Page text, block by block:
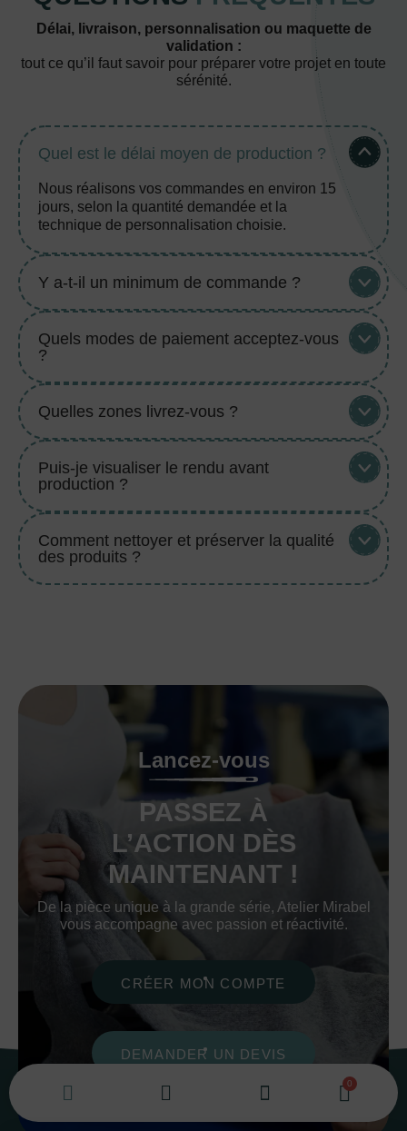
Délai, livraison, personnalisation ou maquette de
validation :
tout ce qu’il faut savoir pour préparer votre projet en toute
sérénité.
Quel est le délai moyen de production ?
Nous réalisons vos commandes en environ 15
jours, selon la quantité demandée et la
technique de personnalisation choisie.
Y a-t-il un minimum de commande ?
Quels modes de paiement acceptez-vous
?
Quelles zones livrez-vous ?
Puis-je visualiser le rendu avant
production ?
Comment nettoyer et préserver la qualité
des produits ?
Lancez-vous
PASSEZ À
L’ACTION DÈS
MAINTENANT !
De la pièce unique à la grande série, Atelier Mirabel
vous accompagne avec passion et réactivité.
CRÉER MON COMPTE
DEMANDER UN DEVIS